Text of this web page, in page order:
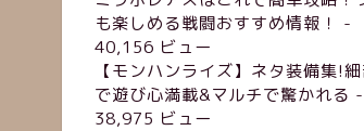
も楽しめる戦闘おすすめ情報！
-
40,156 ビュー
【モンハンライズ】ネタ装備集!
で遊び心満載&マルチで驚かれる -
38,975 ビュー